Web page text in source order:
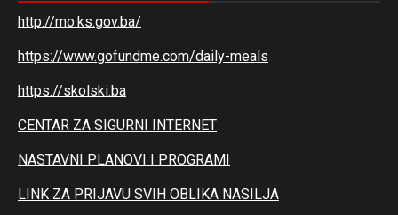
http://mo.ks.gov.ba/
https://www.gofundme.com/daily-meals
https://skolski.ba
CENTAR ZA SIGURNI INTERNET
NASTAVNI PLANOVI I PROGRAMI
LINK ZA PRIJAVU SVIH OBLIKA NASILJA